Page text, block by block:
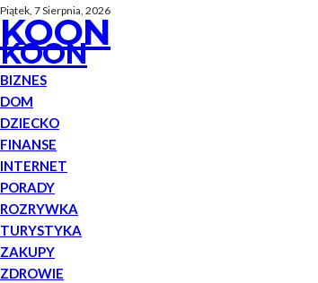
Piątek, 7 Sierpnia, 2026
KOON
KOON
BIZNES
DOM
DZIECKO
FINANSE
INTERNET
PORADY
ROZRYWKA
TURYSTYKA
ZAKUPY
ZDROWIE